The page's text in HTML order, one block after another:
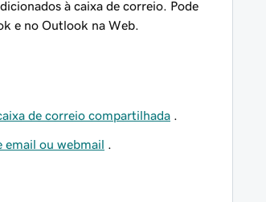
à caixa de correio. Pode
e no Outlook na Web.
de correio compartilhada .
email ou webmail .